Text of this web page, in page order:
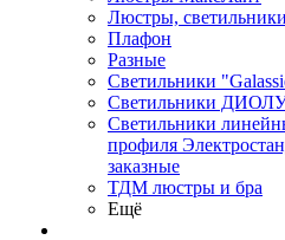
Люстры,
Плафон
Разные
Светильники
Светильники
Светильники
профиля
заказные
ТДМ люстры и бра
Ещё